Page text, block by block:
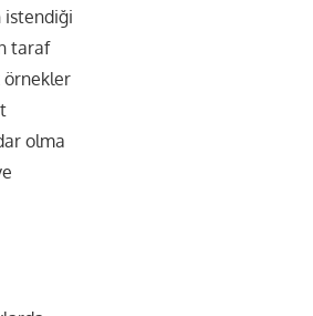
istendiği
taraf
örnekler
olma